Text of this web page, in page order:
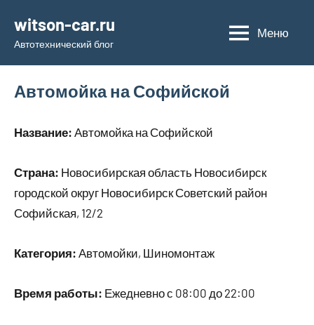
содержимому
witson-car.ru
Автотехнический блог
Меню
Автомойка на Софийской
Название: Автомойка на Софийской
Страна: Новосибирская область Новосибирск
городской округ Новосибирск Советский район
Софийская, 12/2
Категория: Автомойки, Шиномонтаж
Время работы: Ежедневно с 08:00 до 22:00